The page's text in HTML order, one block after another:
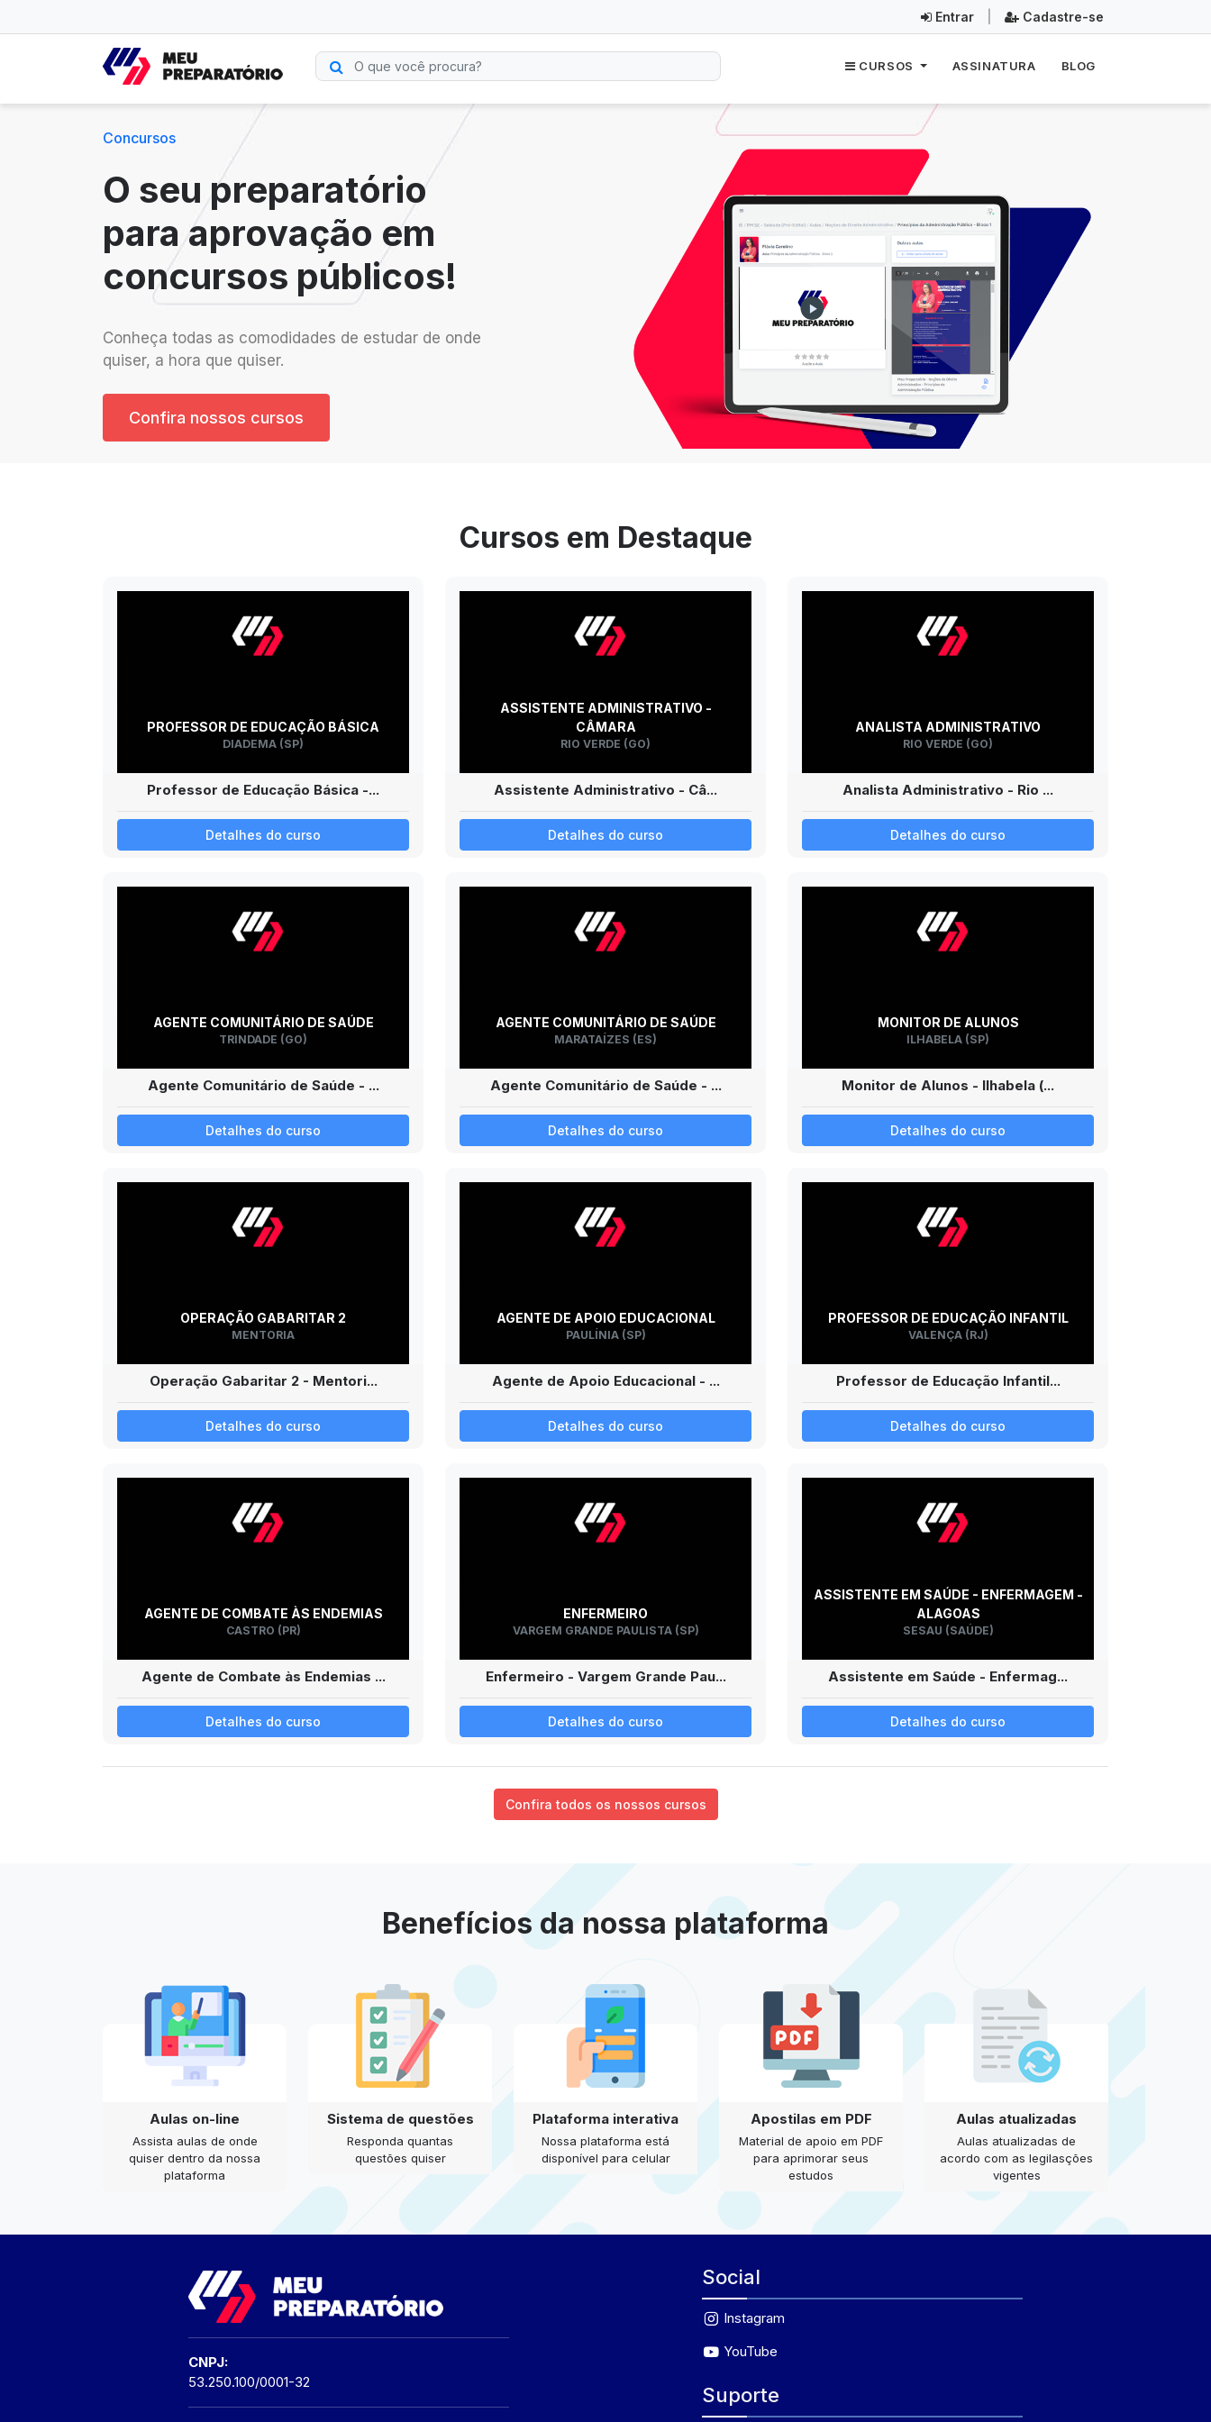
Entrar Cadastre-se
CURSOS ASSINATURA BLOG
Concursos
O seu preparatório
para aprovação em
concursos públicos!
Conheça todas as comodidades de estudar de onde
quiser, a hora que quiser.
Confira nossos cursos
Cursos em Destaque
PROFESSOR DE EDUCAÇÃO BÁSICA
DIADEMA (SP)
Professor de Educação Básica -...
Detalhes do curso
ASSISTENTE ADMINISTRATIVO -
CÂMARA
RIO VERDE (GO)
Assistente Administrativo - Câ...
Detalhes do curso
ANALISTA ADMINISTRATIVO
RIO VERDE (GO)
Analista Administrativo - Rio ...
Detalhes do curso
AGENTE COMUNITÁRIO DE SAÚDE
TRINDADE (GO)
Agente Comunitário de Saúde - ...
Detalhes do curso
AGENTE COMUNITÁRIO DE SAÚDE
MARATAÍZES (ES)
Agente Comunitário de Saúde - ...
Detalhes do curso
MONITOR DE ALUNOS
ILHABELA (SP)
Monitor de Alunos - Ilhabela (...
Detalhes do curso
OPERAÇÃO GABARITAR 2
MENTORIA
Operação Gabaritar 2 - Mentori...
Detalhes do curso
AGENTE DE APOIO EDUCACIONAL
PAULÍNIA (SP)
Agente de Apoio Educacional - ...
Detalhes do curso
PROFESSOR DE EDUCAÇÃO INFANTIL
VALENÇA (RJ)
Professor de Educação Infantil...
Detalhes do curso
AGENTE DE COMBATE ÀS ENDEMIAS
CASTRO (PR)
Agente de Combate às Endemias ...
Detalhes do curso
ENFERMEIRO
VARGEM GRANDE PAULISTA (SP)
Enfermeiro - Vargem Grande Pau...
Detalhes do curso
ASSISTENTE EM SAÚDE - ENFERMAGEM -
ALAGOAS
SESAU (SAÚDE)
Assistente em Saúde - Enfermag...
Detalhes do curso
Confira todos os nossos cursos
Benefícios da nossa plataforma
Aulas on-line
Assista aulas de onde
quiser dentro da nossa
plataforma
Sistema de questões
Responda quantas
questões quiser
Plataforma interativa
Nossa plataforma está
disponível para celular
Apostilas em PDF
Material de apoio em PDF
para aprimorar seus
estudos
Aulas atualizadas
Aulas atualizadas de
acordo com as legilasções
vigentes
CNPJ:
53.250.100/0001-32
Social
Instagram
YouTube
Suporte